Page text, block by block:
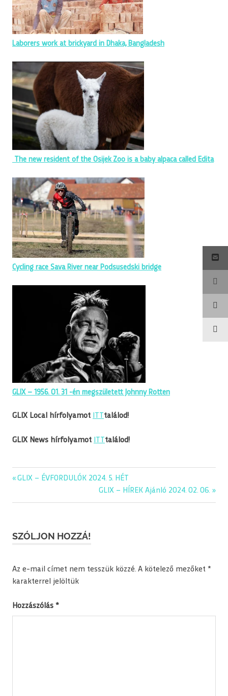
Laborers work at brickyard in Dhaka, Bangladesh
The new resident of the Osijek Zoo is a baby alpaca called Edita
Cycling race Sava River near Podsusedski bridge
GLIX – 1956. 01. 31 -én megszületett Johnny Rotten
GLIX Local hírfolyamot ITT találod!
GLIX News hírfolyamot ITT találod!
editorial
napiajanlo
Bejegyzés
navigáció
Previous
GLIX – ÉVFORDULÓK 2024. 5. HÉT
Next
Post:
GLIX – HÍREK Ajánló 2024. 02. 06.
SZÓLJON HOZZÁ!
Az e-mail címet nem tesszük közzé. A kötelező mezőket *
karakterrel jelöltük
Hozzászólás *